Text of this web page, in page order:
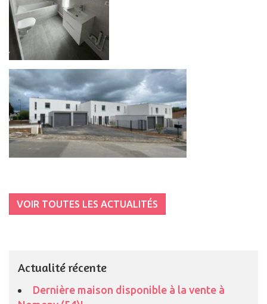
VOIR TOUTES LES ACTUALITÉS
Actualité récente
Dernière maison disponible à la vente à